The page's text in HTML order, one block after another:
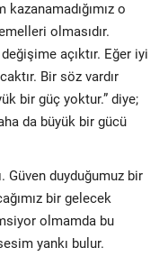
o
olmasıdır.
açıktır. Eğer iyi
Bir söz vardır
bir güç yoktur.” diye;
da büyük bir gücü
Güven duyduğumuz bir
bir gelecek
olmamda bu
yankı bulur.